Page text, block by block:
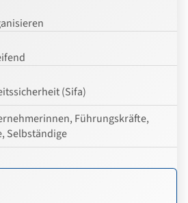
(Sifa)
Führungskräfte,
Selbständige